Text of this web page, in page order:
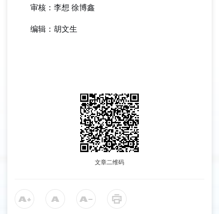
审核：李想 徐博鑫
编辑：胡文生
文章二维码